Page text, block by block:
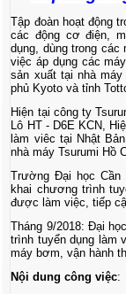
Tập đoàn hoạt động
các động cơ điện,
dụng, dùng trong
việc áp dụng các
sản xuất tại nhà
phủ Kyoto và tỉnh
Hiện tại công ty
Lô HT - D6E KCN,
làm viêc tại Nhật
nhà máy Tsurumi Hồ
Trường Đại học
khai chương trình
được làm việc, tiếp
Tháng 9/2018: Đại
trình tuyển dụng làm
máy bơm, vận hành
Nội dung công việc: